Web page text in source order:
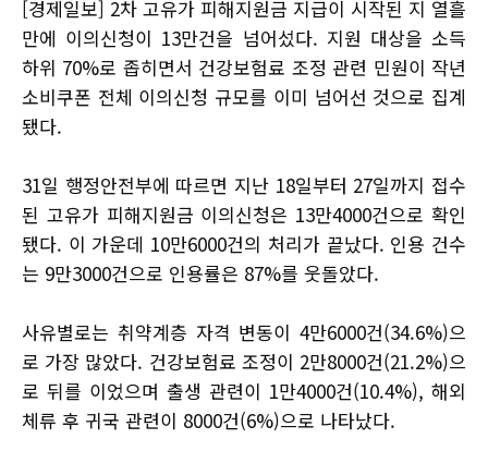
[경제일보] 2차 고유가 피해지원금 지급이 시작된 지 열흘
만에 이의신청이 13만건을 넘어섰다. 지원 대상을 소득
하위 70%로 좁히면서 건강보험료 조정 관련 민원이 작년
소비쿠폰 전체 이의신청 규모를 이미 넘어선 것으로 집계
됐다.
31일 행정안전부에 따르면 지난 18일부터 27일까지 접수
된 고유가 피해지원금 이의신청은 13만4000건으로 확인
됐다. 이 가운데 10만6000건의 처리가 끝났다. 인용 건수
는 9만3000건으로 인용률은 87%를 웃돌았다.
사유별로는 취약계층 자격 변동이 4만6000건(34.6%)으
로 가장 많았다. 건강보험료 조정이 2만8000건(21.2%)으
로 뒤를 이었으며 출생 관련이 1만4000건(10.4%), 해외
체류 후 귀국 관련이 8000건(6%)으로 나타났다.